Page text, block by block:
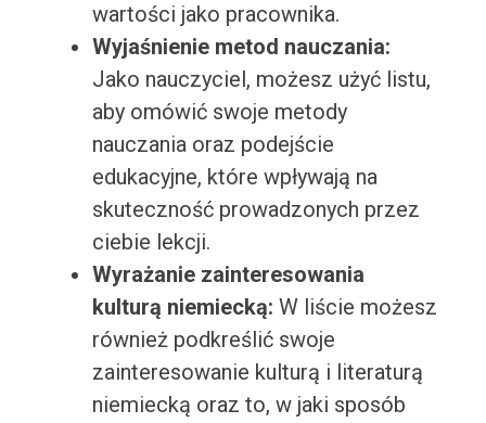
wartości jako pracownika.
Wyjaśnienie metod nauczania:
Jako nauczyciel, możesz użyć listu,
aby omówić swoje metody
nauczania oraz podejście
edukacyjne, które wpływają na
skuteczność prowadzonych przez
ciebie lekcji.
Wyrażanie zainteresowania
kulturą niemiecką: W liście możesz
również podkreślić swoje
zainteresowanie kulturą i literaturą
niemiecką oraz to, w jaki sposób